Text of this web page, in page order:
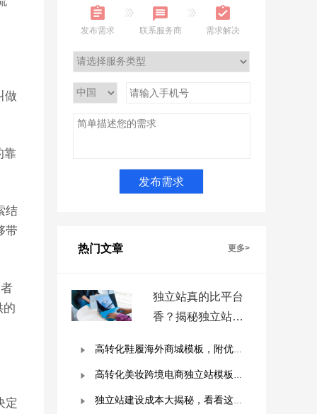
做
靠
结
带
的
定
发布需求 联系服务商 需求解决
热门文章 更多>
独立站真的比平台
香？揭秘独立站被